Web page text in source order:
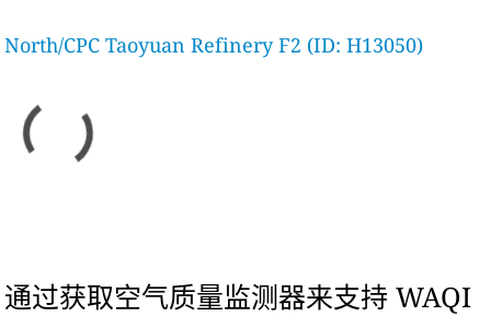
North/CPC Taoyuan Refinery F2 (ID: H13050)
通过获取空气质量监测器来支持 WAQI